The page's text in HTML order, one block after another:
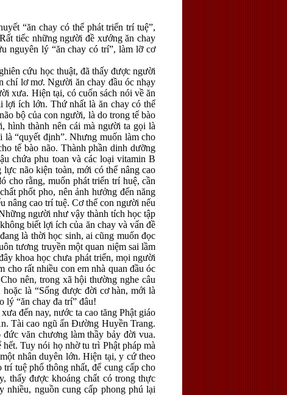
“ăn chay có thể phát triển trí tuệ”,
tiếc những người đề xướng ăn chay
nguyên lý “ăn chay có trí”, làm lỡ cơ
cứu học thuật, đã thấy được người
chí lơ mơ. Người ăn chay đầu óc nhạy
xưa. Hiện tại, có cuốn sách nói về ăn
lợi ích lớn. Thứ nhất là ăn chay có thể
bộ của con người, là do trong tế bào
hình thành nên cái mà người ta gọi là
“quyết định”. Nhưng muốn làm cho
tế bào não. Thành phần dinh dưỡng
chứa phu toan và các loại vitamin B
não kiện toàn, mới có thể nâng cao
cho rằng, muốn phát triển trí huệ, cần
phốt pho, nên ảnh hưởng đến năng
nâng cao trí tuệ. Cơ thể con người nếu
người như vậy thành tích học tập
biết lợi ích của ăn chay và vấn đề
là thời học sinh, ai cũng muốn đọc
tương truyền một quan niệm sai lầm
khoa học chưa phát triển, mọi người
cho rất nhiều con em nhà quan đầu óc
nên, trong xã hội thường nghe câu
là “Sống được đời cơ hàn, mới là
lý “ăn chay đa trí” đâu!
đến nay, nước ta cao tăng Phật giáo
Tài cao ngũ ấn Đường Huyền Trang.
văn chương làm thầy bảy đời vua.
Tuy nói họ nhờ tu trì Phật pháp mà
nhân duyên lớn. Hiện tại, y cứ theo
tuệ phổ thông nhất, để cung cấp cho
thấy được khoáng chất có trong thực
nhiều, nguồn cung cấp phong phú lại